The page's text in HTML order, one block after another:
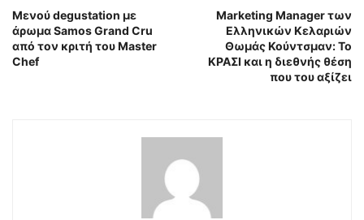
Mενού degustation με
άρωμα Samos Grand Cru
από τον κριτή του Master
Chef
Marketing Manager των
Ελληνικών Κελαριών
Θωμάς Κούντσμαν: Το
ΚΡΑΣΙ και η διεθνής θέση
που του αξίζει